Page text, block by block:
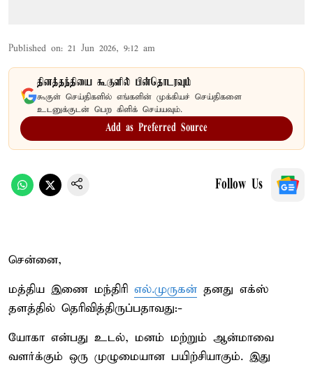
Published on: 21 Jun 2026, 9:12 am
தினத்தந்தியை கூகுளில் பின்தொடரவும்
கூகுள் செய்திகளில் எங்களின் முக்கியச் செய்திகளை
உடனுக்குடன் பெற கிளிக் செய்யவும்.
Add as Preferred Source
Follow Us
சென்னை,
மத்திய இணை மந்திரி எல்.முருகன் தனது எக்ஸ்
தளத்தில் தெரிவித்திருப்பதாவது:-
யோகா என்பது உடல், மனம் மற்றும் ஆன்மாவை
வளர்க்கும் ஒரு முழுமையான பயிற்சியாகும். இது